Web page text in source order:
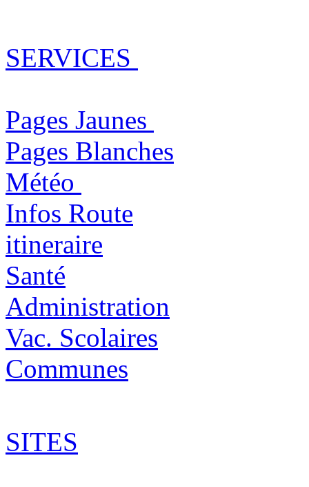
SERVICES
Pages Jaunes
Pages Blanches
Météo
Infos Route
itineraire
Santé
Administration
Vac. Scolaires
Communes
SITES